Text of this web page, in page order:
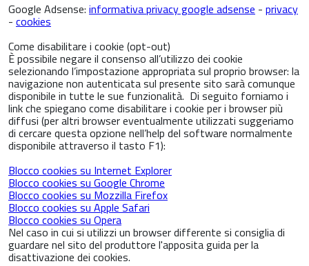
Google Adsense: informativa privacy google adsense - privacy
- cookies
Come disabilitare i cookie (opt-out)
È possibile negare il consenso all’utilizzo dei cookie
selezionando l’impostazione appropriata sul proprio browser: la
navigazione non autenticata sul presente sito sarà comunque
disponibile in tutte le sue funzionalità. Di seguito forniamo i
link che spiegano come disabilitare i cookie per i browser più
diffusi (per altri browser eventualmente utilizzati suggeriamo
di cercare questa opzione nell’help del software normalmente
disponibile attraverso il tasto F1):
Blocco cookies su Internet Explorer
Blocco cookies su Google Chrome
Blocco cookies su Mozzilla Firefox
Blocco cookies su Apple Safari
Blocco cookies su Opera
Nel caso in cui si utilizzi un browser differente si consiglia di
guardare nel sito del produttore l'apposita guida per la
disattivazione dei cookies.